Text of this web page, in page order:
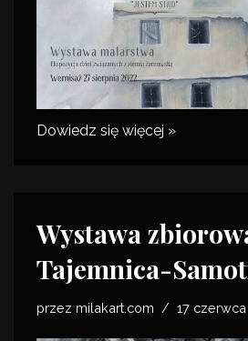
Dowiedz się więcej »
Wystawa
Tajemnica-
przez milakart.com 17